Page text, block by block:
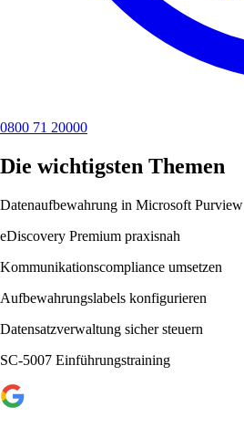
0800 71 20000
Die wichtigsten Themen
Datenaufbewahrung in Microsoft Purview
eDiscovery Premium praxisnah
Kommunikationscompliance umsetzen
Aufbewahrungslabels konfigurieren
Datensatzverwaltung sicher steuern
SC-5007 Einführungstraining